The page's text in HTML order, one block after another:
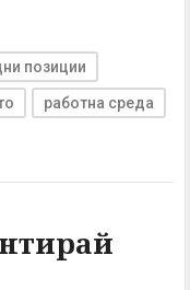
позиции
работна среда